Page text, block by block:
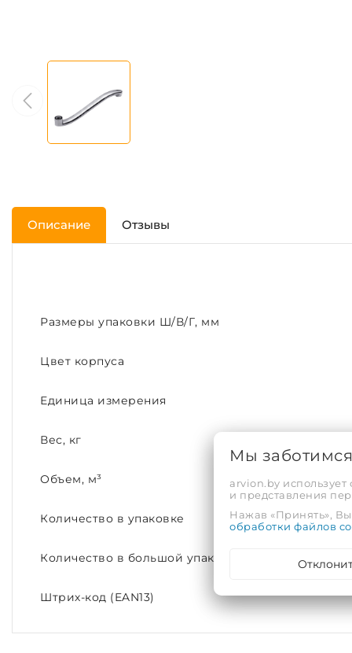
Описание Отзывы
Размеры упаковки Ш/В/Г, мм
Цвет корпуса
Единица измерения
Вес, кг
Объем, м³
Количество в упаковке
Количество в большой упаковке
Штрих-код (EAN13)
Мы
arvion.by
и представления
Нажав «Принять», Вы
обработки файлов